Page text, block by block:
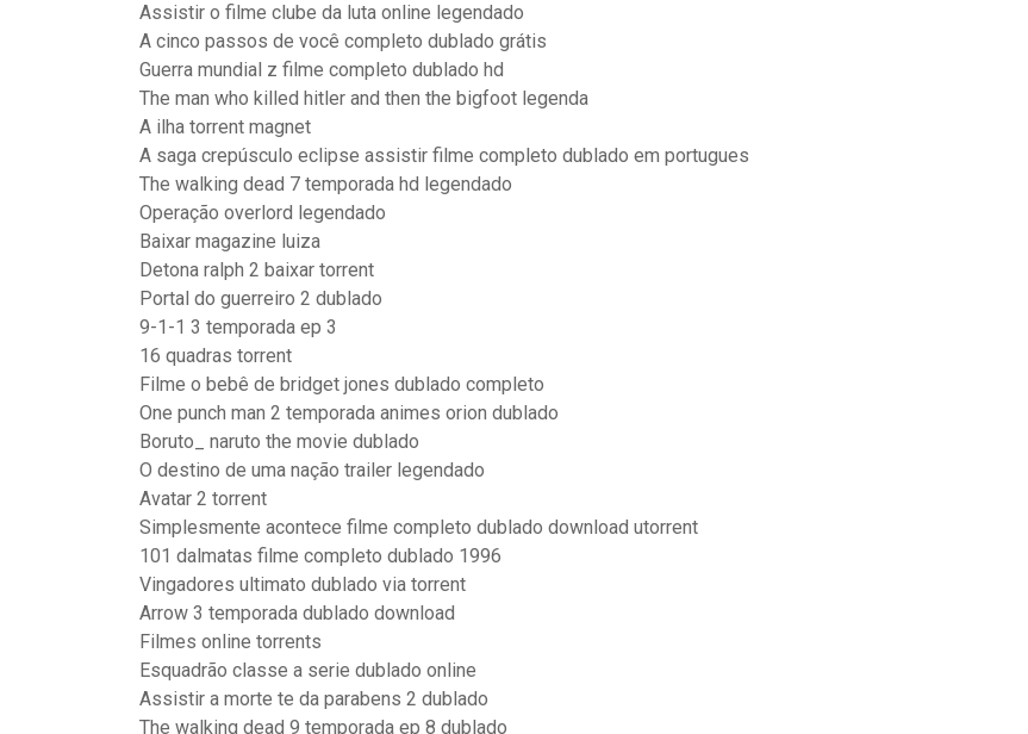
Assistir o filme clube da luta online legendado
A cinco passos de você completo dublado grátis
Guerra mundial z filme completo dublado hd
The man who killed hitler and then the bigfoot legenda
A ilha torrent magnet
A saga crepúsculo eclipse assistir filme completo dublado em portugues
The walking dead 7 temporada hd legendado
Operação overlord legendado
Baixar magazine luiza
Detona ralph 2 baixar torrent
Portal do guerreiro 2 dublado
9-1-1 3 temporada ep 3
16 quadras torrent
Filme o bebê de bridget jones dublado completo
One punch man 2 temporada animes orion dublado
Boruto_ naruto the movie dublado
O destino de uma nação trailer legendado
Avatar 2 torrent
Simplesmente acontece filme completo dublado download utorrent
101 dalmatas filme completo dublado 1996
Vingadores ultimato dublado via torrent
Arrow 3 temporada dublado download
Filmes online torrents
Esquadrão classe a serie dublado online
Assistir a morte te da parabens 2 dublado
The walking dead 9 temporada ep 8 dublado